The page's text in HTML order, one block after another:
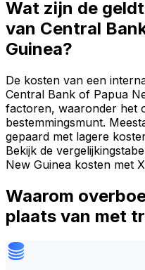
Wat zijn de
van Central
Guinea?
De kosten van een
Central Bank of Papua
factoren, waaronder het
bestemmingsmunt.
gepaard met lagere
Bekijk de
New Guinea kosten met
Waarom
plaats van met